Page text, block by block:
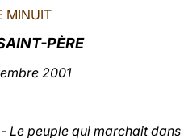
MINUIT
PÈRE
2001
Le peuple qui marchait